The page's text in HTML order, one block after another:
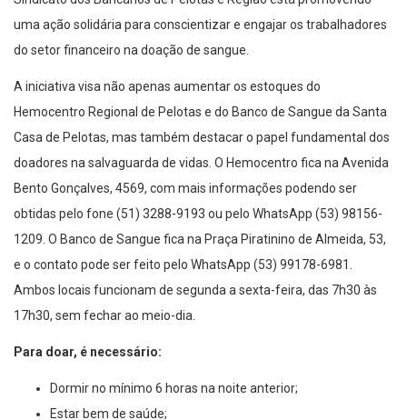
uma ação solidária para conscientizar e engajar os trabalhadores
do setor financeiro na doação de sangue.
A iniciativa visa não apenas aumentar os estoques do
Hemocentro Regional de Pelotas e do Banco de Sangue da Santa
Casa de Pelotas, mas também destacar o papel fundamental dos
doadores na salvaguarda de vidas. O Hemocentro fica na Avenida
Bento Gonçalves, 4569, com mais informações podendo ser
obtidas pelo fone (51) 3288-9193 ou pelo WhatsApp (53) 98156-
1209. O Banco de Sangue fica na Praça Piratinino de Almeida, 53,
e o contato pode ser feito pelo WhatsApp (53) 99178-6981.
Ambos locais funcionam de segunda a sexta-feira, das 7h30 às
17h30, sem fechar ao meio-dia.
Para doar, é necessário:
Dormir no mínimo 6 horas na noite anterior;
Estar bem de saúde;